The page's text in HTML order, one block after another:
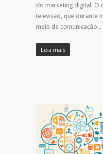
do marketing digital. O
televisão, que durante
meio de comunicação…
Leia mais